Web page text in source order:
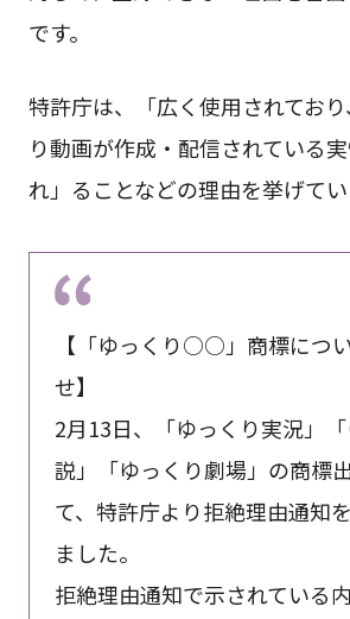
です。
特許庁は、「広く使用されてお
り動画が作成・配信されている
れ」ることなどの理由を挙げてい
【「ゆっくり○○」商標につ
せ】
2月13日、「ゆっくり実況」
説」「ゆっくり劇場」の商標
て、特許庁より拒絶理由通知
ました。
拒絶理由通知で示されている